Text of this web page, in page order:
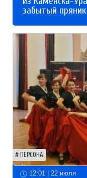
забытый пряник
ПЕРСОНА
12:01 | 22 июля